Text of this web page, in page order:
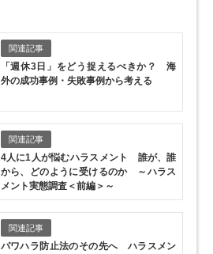
関連記事
「週休3日」をどう捉えるべきか？ 海
外の成功事例・失敗事例から考える
関連記事
4人に1人が悩むハラスメント 誰が、誰
から、どのように受けるのか ～ハラス
メント実態調査＜前編＞～
関連記事
パワハラ防止法のその先へ ハラスメン